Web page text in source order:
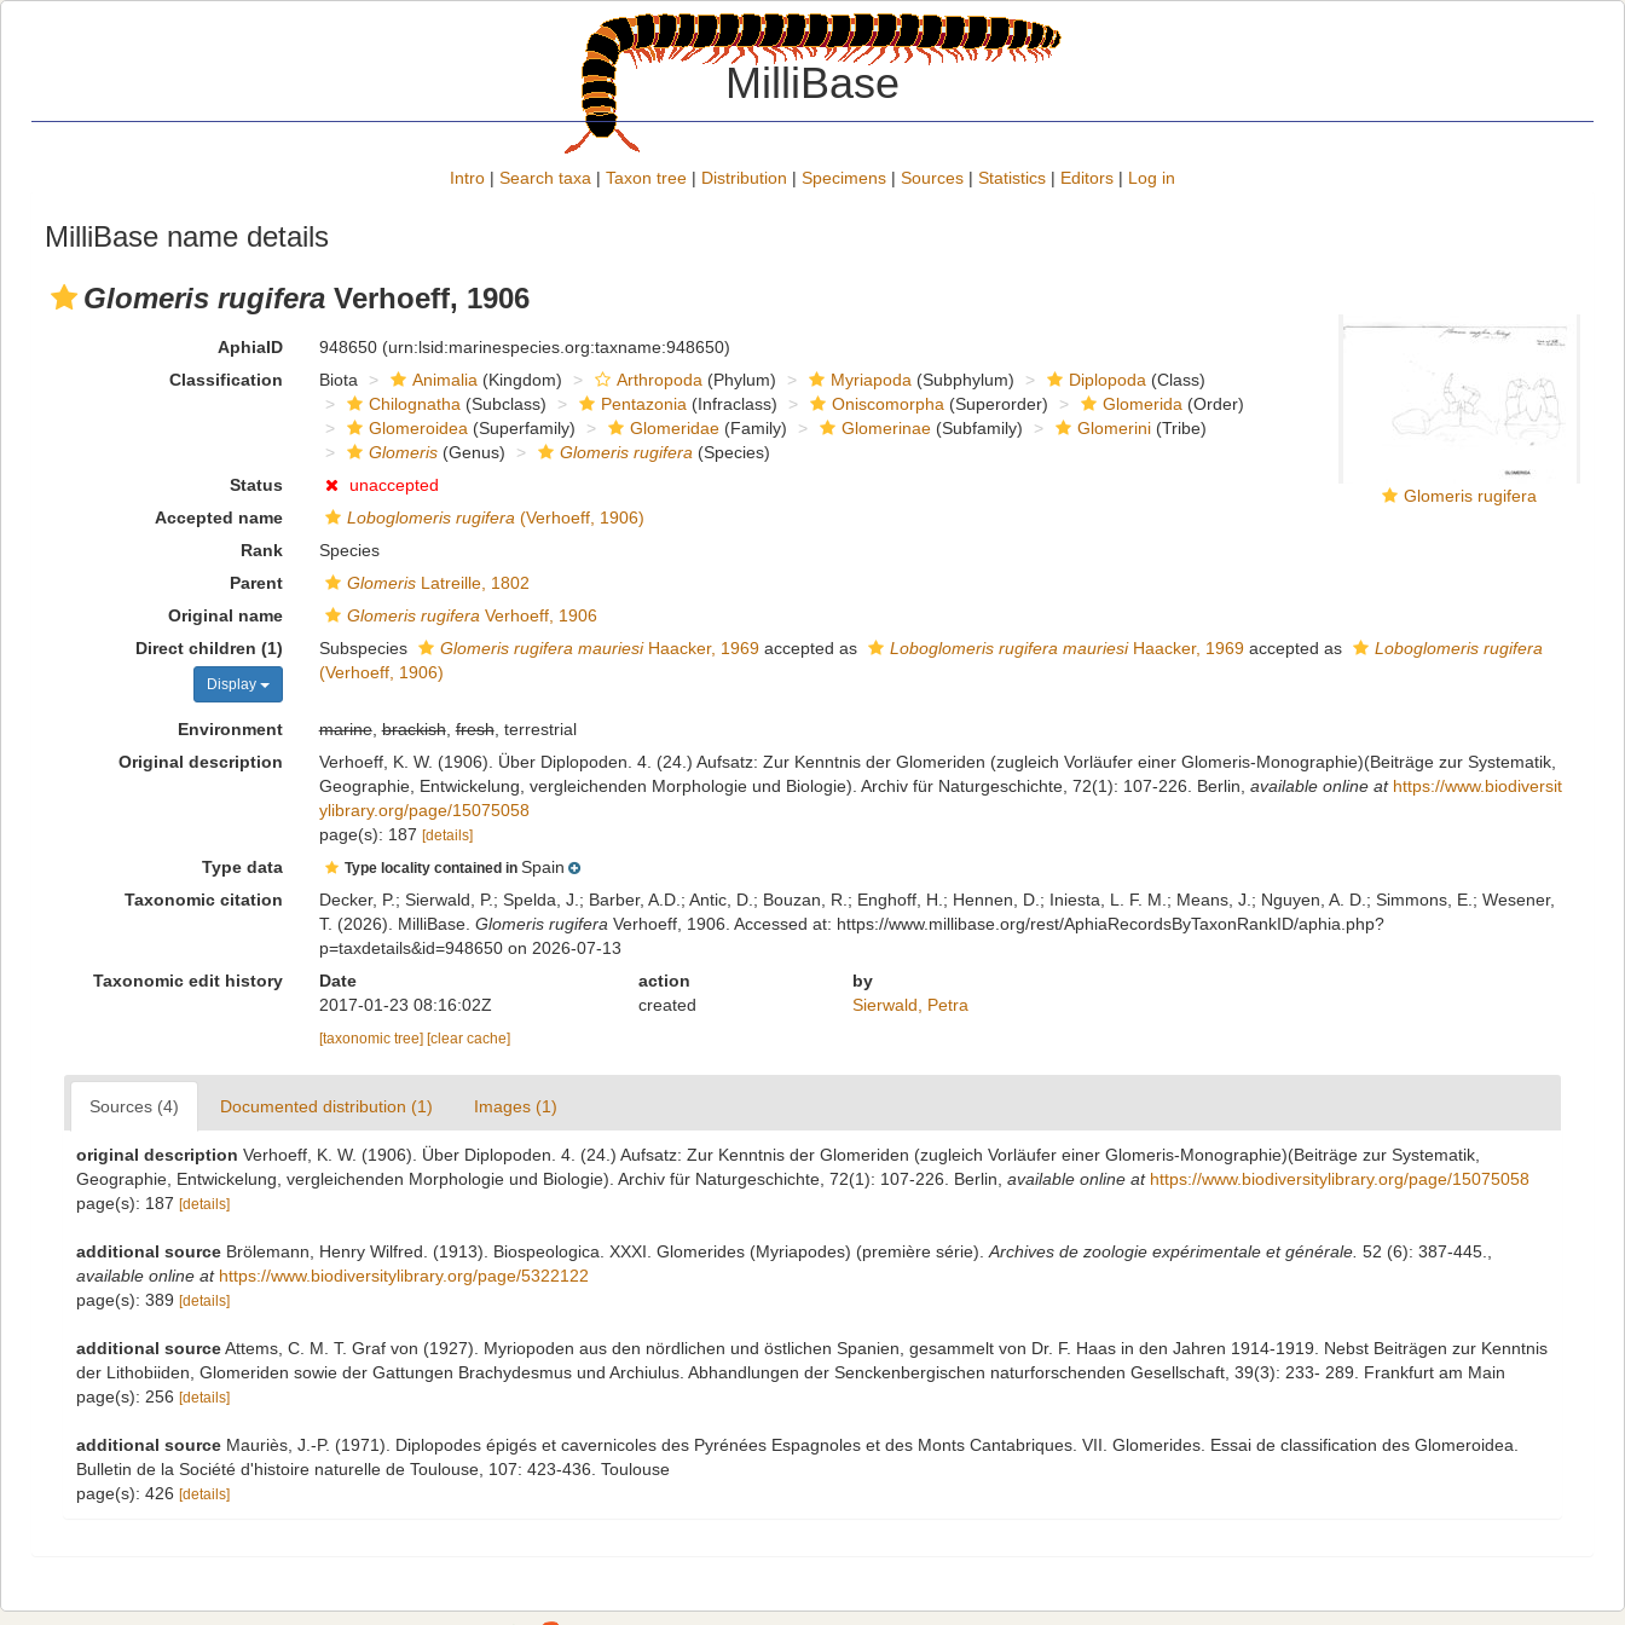
MilliBase
Intro | Search taxa | Taxon tree | Distribution | Specimens | Sources | Statistics | Editors | Log in
MilliBase name details
Glomeris rugifera Verhoeff, 1906
Glomeris rugifera
AphiaID 948650 (urn:lsid:marinespecies.org:taxname:948650)
Classification
Biota Animalia (Kingdom) Arthropoda (Phylum) Myriapoda (Subphylum) Diplopoda (Class)
Chilognatha (Subclass) Pentazonia (Infraclass) Oniscomorpha (Superorder) Glomerida (Order)
Glomeroidea (Superfamily) Glomeridae(Family) Glomerinae(Subfamily) Glomerini(Tribe)
Glomeris(Genus) Glomeris rugifera (Species)
Status
unaccepted
Accepted name
Loboglomeris rugifera (Verhoeff, 1906)
Rank
Species
Parent
GlomerisLatreille, 1802
Original name
Glomeris rugifera Verhoeff, 1906
Direct children (1)
Display
Subspecies Glomeris rugifera mauriesiHaacker, 1969accepted as Loboglomeris rugifera mauriesiHaacker, 1969accepted as
Loboglomeris rugifera
(Verhoeff, 1906)
Environment marine,brackish,fresh, terrestrial
Original description
Verhoeff, K. W. (1906). Über Diplopoden. 4. (24.) Aufsatz: Zur Kenntnis der Glomeriden (zugleich Vorläufer einer Glomeris-Monographie)(Beiträge zur Systematik,
Geographie, Entwickelung, vergleichenden Morphologie und Biologie). Archiv für Naturgeschichte, 72(1): 107-226. Berlin available online at https://www.biodiversit
ylibrary.org/page/15075058
page(s): 187 [details]
Type data Type locality contained in Spain
Taxonomic citation
Decker, P.; Sierwald, P.; Spelda, J.; Barber, A.D.; Antic, D.; Bouzan, R.; Enghoff, H.; Hennen, D.; Iniesta, L. F. M.; Means, J.; Nguyen, A. D.; Simmons, E.; Wesener,
T. (2026). MilliBase. Glomeris rugifera Verhoeff, 1906. Accessed at: https://www.millibase.org/rest/AphiaRecordsByTaxonRankID/aphia.php?
p=taxdetails&id=948650 on 2026-07-13
Taxonomic edit history
Date action
by
2017-01-23 08:16:02Z
created Sierwald, Petra
[taxonomic tree] [clear cache]
Sources (4) Documented distribution (1) Images (1)
original description Verhoeff, K. W. (1906). Über Diplopoden. 4. (24.) Aufsatz: Zur Kenntnis der Glomeriden (zugleich Vorläufer einer Glomeris-Monographie)(Beiträge zur Systematik,
Geographie, Entwickelung, vergleichenden Morphologie und Biologie). Archiv für Naturgeschichte, 72(1): 107-226. Berlin available online at https://www.biodiversitylibrary.org/page/15075058
page(s): 187 [details]
additional source Brölemann, Henry Wilfred. (1913). Biospeologica. XXXI. Glomerides (Myriapodes) (première série). Archives de zoologie expérimentale et générale. 52 (6): 387-445.
available online at https://www.biodiversitylibrary.org/page/5322122
page(s): 389 [details]
additional sourceAttems, C. M. T. Graf von (1927). Myriopoden aus den nördlichen und östlichen Spanien, gesammelt von Dr. F. Haas in den Jahren 1914-1919. Nebst Beiträgen zur Kenntnis
der Lithobiiden, Glomeriden sowie der Gattungen Brachydesmus und Archiulus. Abhandlungen der Senckenbergischen naturforschenden Gesellschaft, 39(3): 233- 289. Frankfurt am Main
page(s): 256 [details]
additional source Mauriès, J.-P. (1971). Diplopodes épigés et cavernicoles des Pyrénées Espagnoles et des Monts Cantabriques. VII. Glomerides. Essai de classification des Glomeroidea.
Bulletin de la Société d'histoire naturelle de Toulouse, 107: 423-436. Toulouse
page(s): 426 [details]